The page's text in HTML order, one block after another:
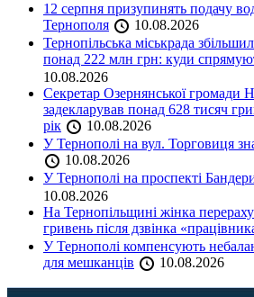
12 серпня призупинять подачу
Тернополя
10.08.2026
Тернопільська міськрада
понад 222 млн грн: куди
10.08.2026
Секретар Озернянської громади
задекларував понад 628 тисяч
рік
10.08.2026
У Тернополі на вул. Торговиця
10.08.2026
У Тернополі на проспекті
10.08.2026
На Тернопільщині жінка
гривень після дзвінка
У Тернополі компенсують
для мешканців
10.08.2026